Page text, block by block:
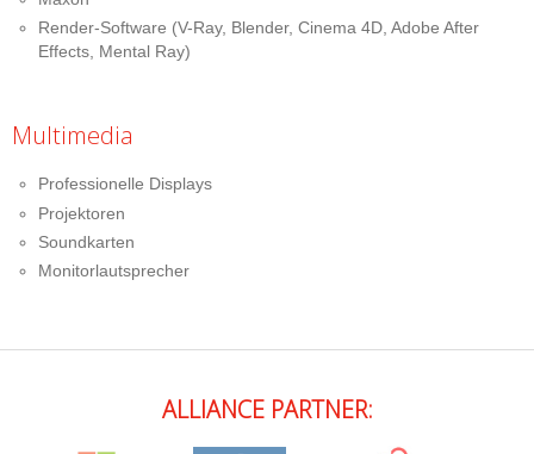
Render-Software (V-Ray, Blender, Cinema 4D, Adobe After
Effects, Mental Ray)
Multimedia
Professionelle Displays
Projektoren
Soundkarten
Monitorlautsprecher
ALLIANCE PARTNER: